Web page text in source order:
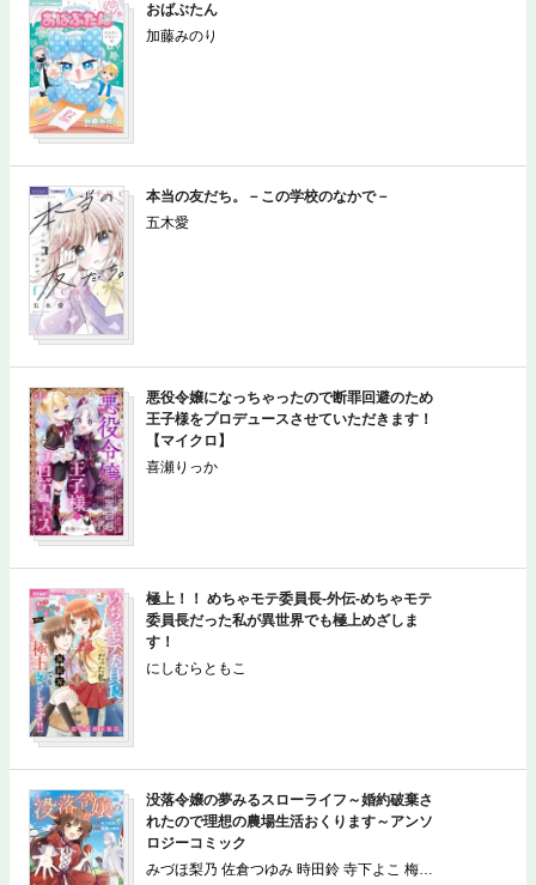
おばぶたん
加藤みのり
本当の友だち。－この学校のなかで－
五木愛
悪役令嬢になっちゃったので断罪回避のため
王子様をプロデュースさせていただきます！
【マイクロ】
喜瀬りっか
極上！！ めちゃモテ委員長-外伝-めちゃモテ
委員長だった私が異世界でも極上めざしま
す！
にしむらともこ
没落令嬢の夢みるスローライフ～婚約破棄さ
れたので理想の農場生活おくります～アンソ
ロジーコミック
みづほ梨乃 佐倉つゆみ 時田鈴 寺下よこ 梅花